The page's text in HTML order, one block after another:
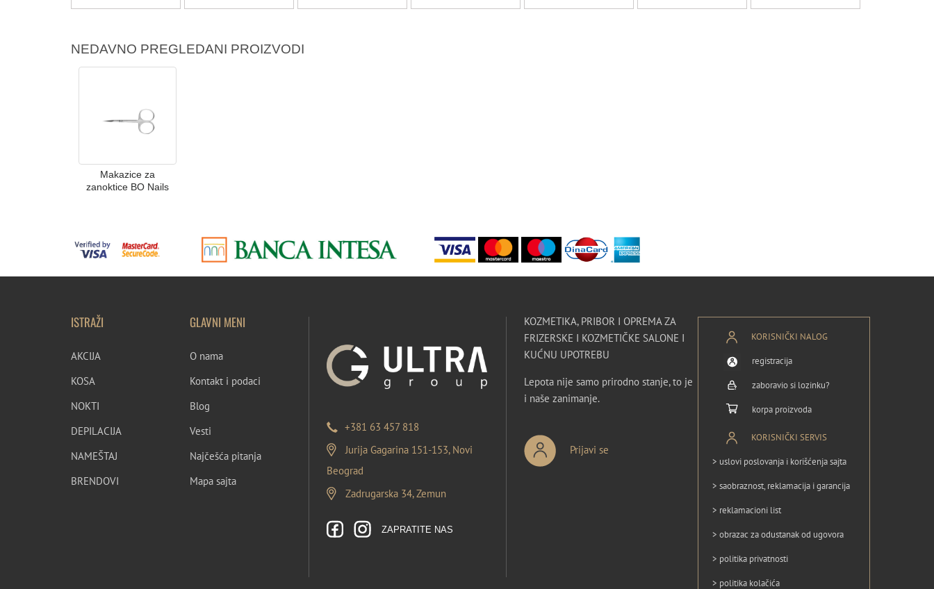
NEDAVNO PREGLEDANI PROIZVODI
Makazice za
zanoktice BO Nails
ISTRAŽI
AKCIJA
KOSA
NOKTI
DEPILACIJA
NAMEŠTAJ
BRENDOVI
GLAVNI MENI
O nama
Kontakt i podaci
Blog
Vesti
Najčešća pitanja
Mapa sajta
+381 63 457 818
Jurija Gagarina 151-153, Novi
Beograd
Zadrugarska 34, Zemun
ZAPRATITE NAS
KOZMETIKA, PRIBOR I OPREMA ZA
FRIZERSKE I KOZMETIČKE SALONE I
KUĆNU UPOTREBU
Lepota nije samo prirodno stanje, to je
i naše zanimanje.
Prijavi se
KORISNIČKI NALOG
registracija
zaboravio si lozinku?
korpa proizvoda
KORISNIČKI SERVIS
> uslovi poslovanja i korišćenja sajta
> saobraznost, reklamacija i garancija
> reklamacioni list
> obrazac za odustanak od ugovora
> politika privatnosti
> politika kolačića